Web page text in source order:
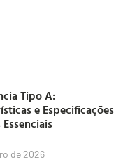
Tipo A:
e Especificações
de 2026